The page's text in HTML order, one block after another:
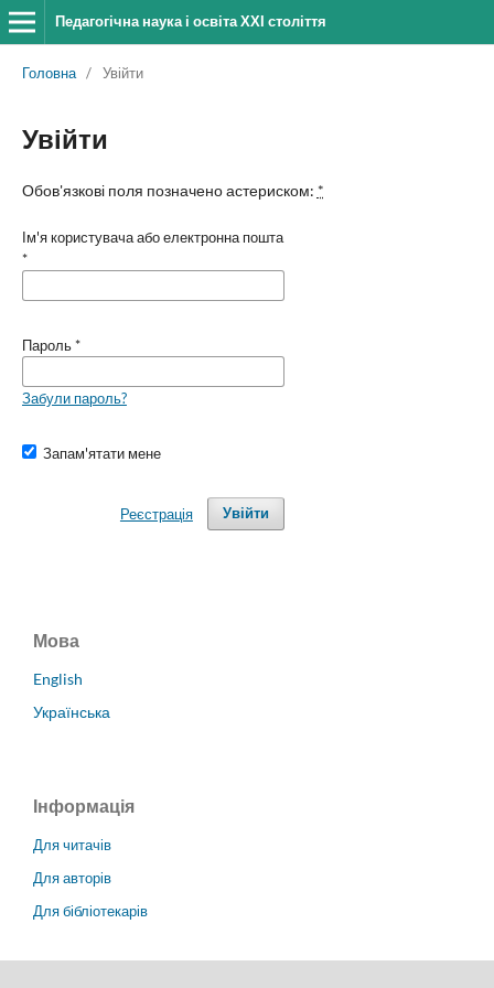
Педагогічна наука і освіта ХХІ століття
Головна / Увійти
Увійти
Обов'язкові поля позначено астериском: *
Ім'я користувача або електронна пошта
*
Пароль*
Забули пароль?
Запам'ятати мене
Увійти
Реєстрація
Мова
English
Українська
Інформація
Для читачів
Для авторів
Для бібліотекарів